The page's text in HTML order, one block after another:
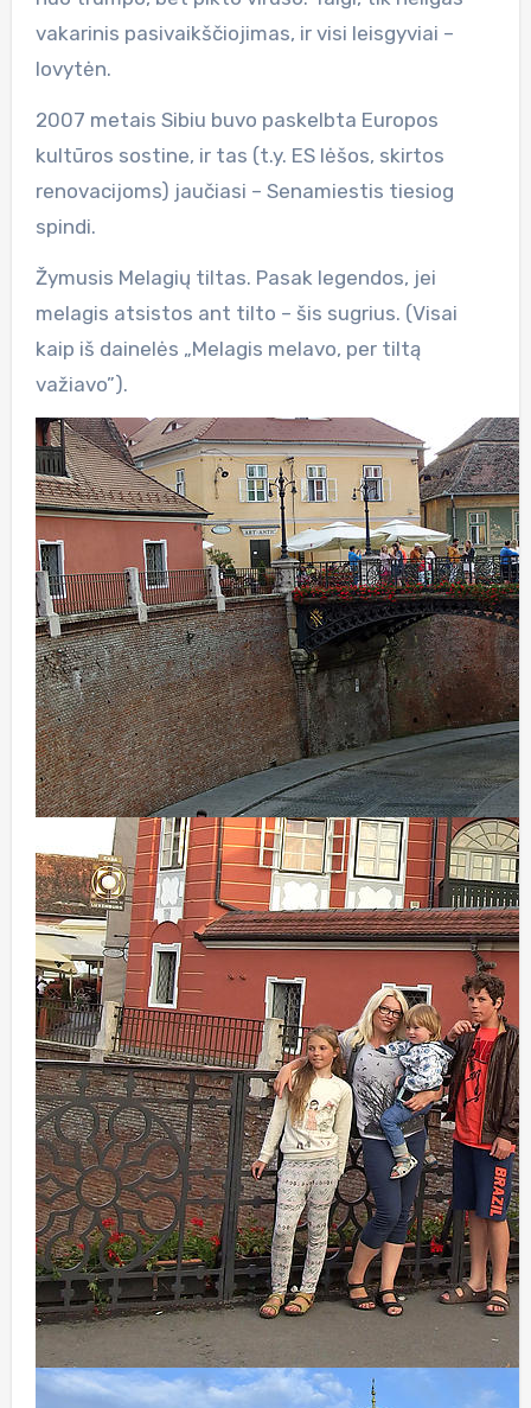
vakarinis pasivaikščiojimas, ir visi leisgyviai –
lovytėn.
2007 metais Sibiu buvo paskelbta Europos
kultūros sostine, ir tas (t.y. ES lėšos, skirtos
renovacijoms) jaučiasi – Senamiestis tiesiog
spindi.
Žymusis Melagių tiltas. Pasak legendos, jei
melagis atsistos ant tilto – šis sugrius. (Visai
kaip iš dainelės „Melagis melavo, per tiltą
važiavo”).